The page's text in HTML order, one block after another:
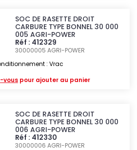
SOC DE RASETTE DROIT
CARBURE TYPE BONNEL 30 000
005 AGRI-POWER
Réf : 412329
30000005AGRI-POWER
: Vrac
vous pour ajouter au panier
SOC DE RASETTE DROIT
CARBURE TYPE BONNEL 30 000
006 AGRI-POWER
Réf : 412330
30000006AGRI-POWER